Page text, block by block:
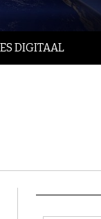
DIGITAAL